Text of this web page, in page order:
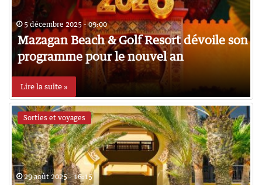
5 décembre 2025 - 09:00
Mazagan Beach & Golf Resort dévoile son
programme pour le nouvel an
Lire la suite »
Sorties et voyages
29 août 2025 - 16:15